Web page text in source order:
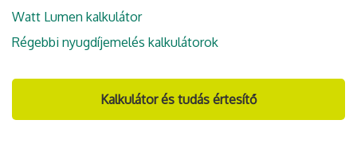
Watt Lumen kalkulátor
Régebbi nyugdíjemelés kalkulátorok
Kalkulátor és tudás értesítő